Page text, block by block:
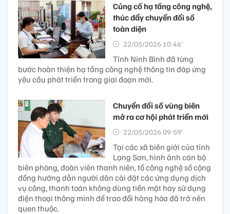
Củng cố hạ tầng công nghệ,
thúc đẩy chuyển đổi số
toàn diện
22/05/2026 10:46’
Tỉnh Ninh Bình đã từng
bước hoàn thiện hạ tầng công nghệ thông tin đáp ứng
yêu cầu phát triển trong giai đoạn mới.
Chuyển đổi số vùng biên
mở ra cơ hội phát triển mới
22/05/2026 09:59’
Tại các xã biên giới của tỉnh
Lạng Sơn, hình ảnh cán bộ
biên phòng, đoàn viên thanh niên, tổ công nghệ số cộng
đồng hướng dẫn người dân cài đặt các ứng dụng dịch
vụ công, thanh toán không dùng tiền mặt hay sử dụng
điện thoại thông minh để trao đổi hàng hóa đã trở nên
quen thuộc.